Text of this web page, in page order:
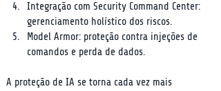
Integração com Security Command Center:
gerenciamento holístico dos riscos.
Model Armor: proteção contra injeções de
comandos e perda de dados.
A proteção de IA se torna cada vez mais